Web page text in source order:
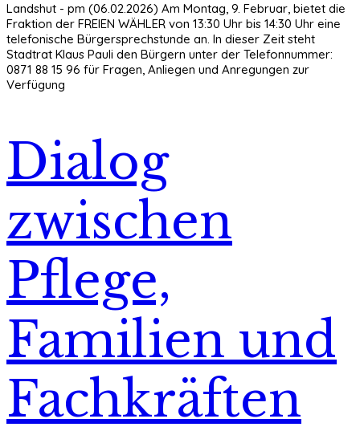
Landshut - pm (06.02.2026) Am Montag, 9. Februar, bietet die
Fraktion der FREIEN WÄHLER von 13:30 Uhr bis 14:30 Uhr eine
telefonische Bürgersprechstunde an. In dieser Zeit steht
Stadtrat Klaus Pauli den Bürgern unter der Telefonnummer:
0871 88 15 96 für Fragen, Anliegen und Anregungen zur
Verfügung
Dialog
zwischen
Pflege,
Familien und
Fachkräften